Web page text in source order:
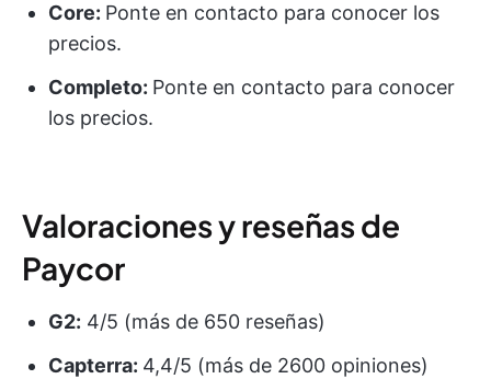
Core: Ponte en contacto para conocer los
precios.
Completo: Ponte en contacto para conocer
los precios.
Valoraciones y reseñas de
Paycor
G2: 4/5 (más de 650 reseñas)
Capterra: 4,4/5 (más de 2600 opiniones)